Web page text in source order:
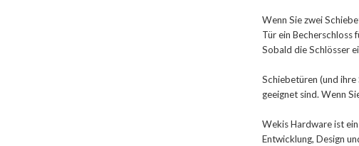
Wenn Sie zwei
Tür ein Becherschloss
Sobald die Schlösser
Schiebetüren (und ihre
geeignet sind. Wenn
Wekis Hardware ist
Entwicklung, Design